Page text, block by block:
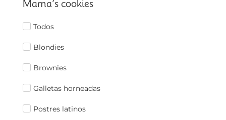
Mama’s cookies
Todos
Blondies
Brownies
Galletas horneadas
Postres latinos